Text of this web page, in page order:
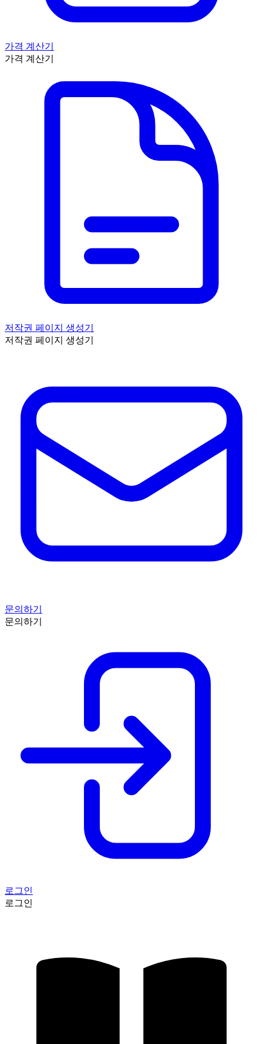
가격 계산기
가격 계산기
저작권 페이지 생성기
저작권 페이지 생성기
문의하기
문의하기
로그인
로그인